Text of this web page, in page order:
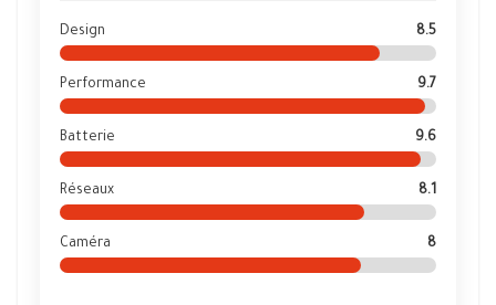
Design 8.5
Performance 9.7
Batterie 9.6
Réseaux 8.1
Caméra 8